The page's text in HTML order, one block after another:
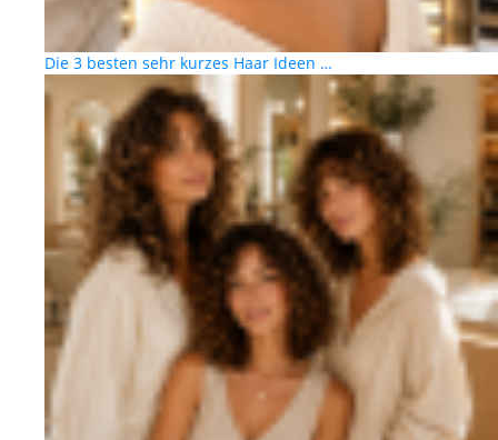
Die 3 besten sehr kurzes Haar Ideen …